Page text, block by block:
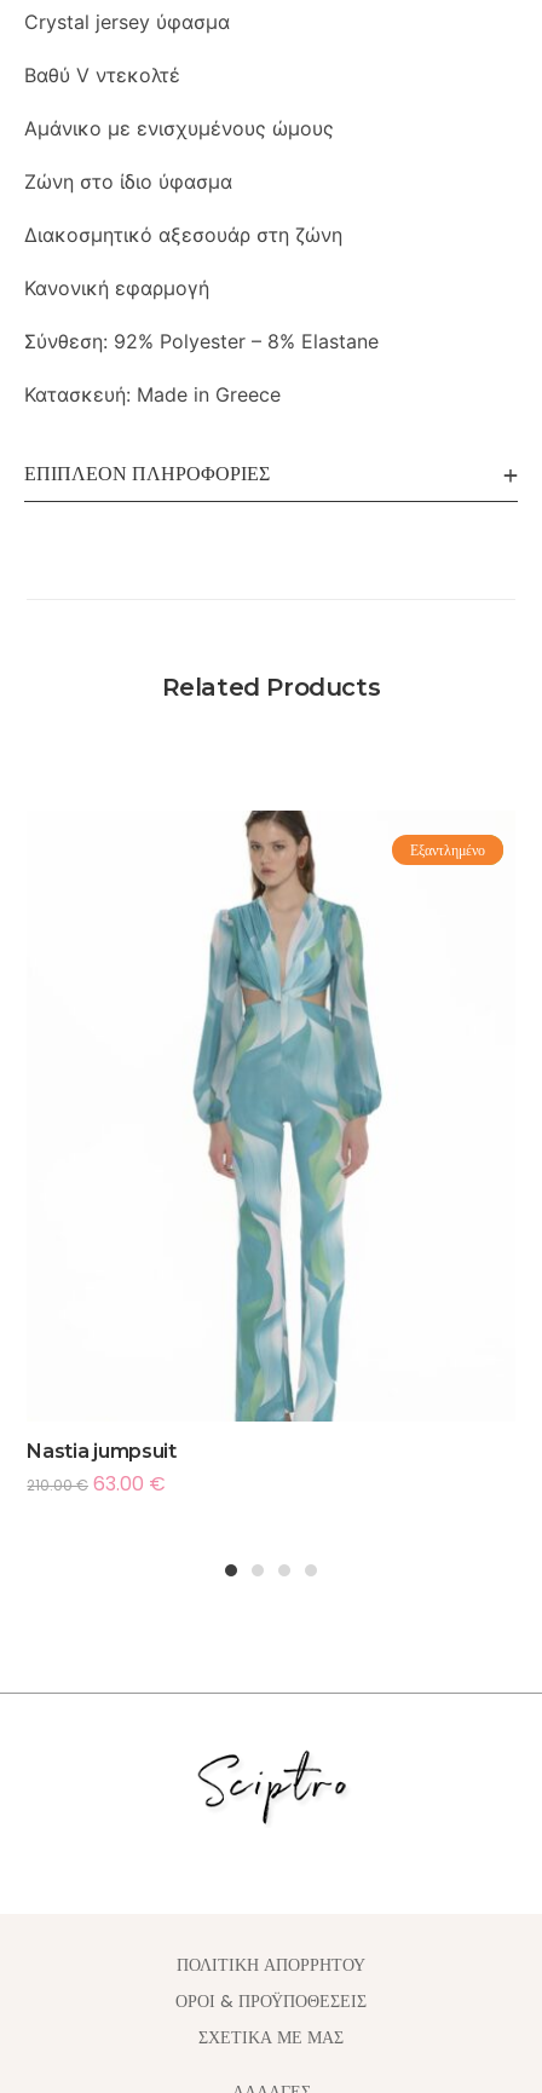
Crystal jersey ύφασμα
Βαθύ V ντεκολτέ
Αμάνικο με ενισχυμένους ώμους
Ζώνη στο ίδιο ύφασμα
Διακοσμητικό αξεσουάρ στη ζώνη
Κανονική εφαρμογή
Σύνθεση: 92% Polyester – 8% Elastane
Κατασκευή: Made in Greece
ΕΠΙΠΛΈΟΝ ΠΛΗΡΟΦΟΡΊΕΣ
Related Products
-70%
Εξαντλημένο
Nastia jumpsuit
210.00€ 63.00 €
ΠΟΛΙΤΙΚΗ ΑΠΟΡΡΗΤΟΥ
ΟΡΟΙ & ΠΡΟΫΠΟΘΕΣΕΙΣ
ΣΧΕΤΙΚΑ ΜΕ ΜΑΣ